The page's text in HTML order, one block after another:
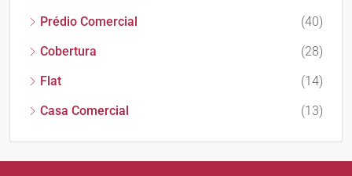
Prédio Comercial
(40)
Cobertura
(28)
Flat
(14)
Casa Comercial
(13)